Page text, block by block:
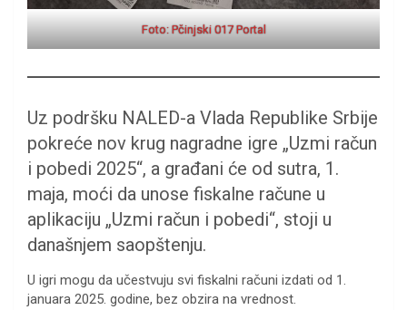
Foto: Pčinjski 017 Portal
Uz podršku NALED-a Vlada Republike Srbije
pokreće nov krug nagradne igre „Uzmi račun
i pobedi 2025“, a građani će od sutra, 1.
maja, moći da unose fiskalne račune u
aplikaciju „Uzmi račun i pobedi“, stoji u
današnjem saopštenju.
U igri mogu da učestvuju svi fiskalni računi izdati od 1.
januara 2025. godine, bez obzira na vrednost.